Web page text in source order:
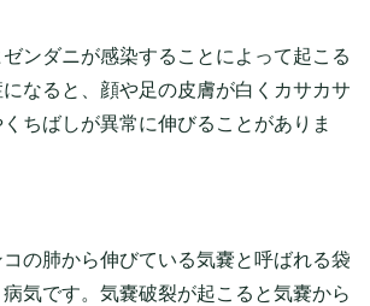
ンダニが感染することによって起こる
なると、顔や足の皮膚が白くカサカサ
ちばしが異常に伸びることがありま
の肺から伸びている気嚢と呼ばれる袋
気です。気嚢破裂が起こると気嚢から